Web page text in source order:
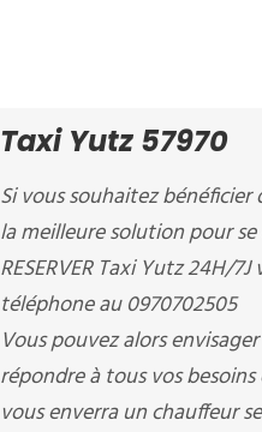
Taxi Yutz 57970
Si vous souhaitez bénéficier
la meilleure solution pour
RESERVER Taxi Yutz 24H/
téléphone au 0970702505
Vous pouvez alors
répondre à tous vos
vous enverra un chauffeur